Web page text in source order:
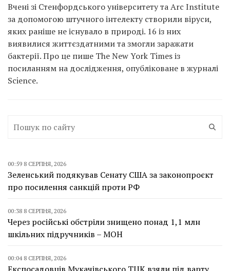
Вчені зі Стенфордського університету та Arc Institute
за допомогою штучного інтелекту створили віруси,
яких раніше не існувало в природі. 16 із них
виявилися життєздатними та змогли заражати
бактерії. Про це пише The New York Times із
посиланням на дослідження, опубліковане в журналі
Science.
00:59 8 СЕРПНЯ, 2026
Зеленський подякував Сенату США за законопроєкт
про посилення санкцій проти РФ
00:38 8 СЕРПНЯ, 2026
Через російські обстріли знищено понад 1,1 млн
шкільних підручників – МОН
00:04 8 СЕРПНЯ, 2026
Експосадовців Мукачівського ТЦК взяли під варту